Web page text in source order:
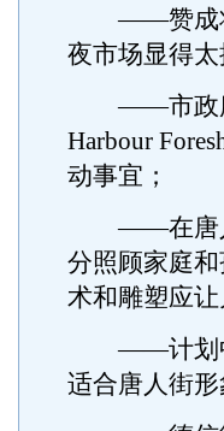
——赞成将
夜市场显得太
——市政府
Harbour
动事宜；
——在唐人
分照顾家庭
术和雕塑应让
——计划中
适合唐人街形